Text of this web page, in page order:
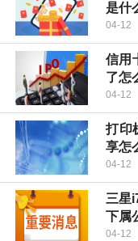
是什
04-12
信用
了怎
04-12
打印
享怎
04-12
三星
下属
04-12